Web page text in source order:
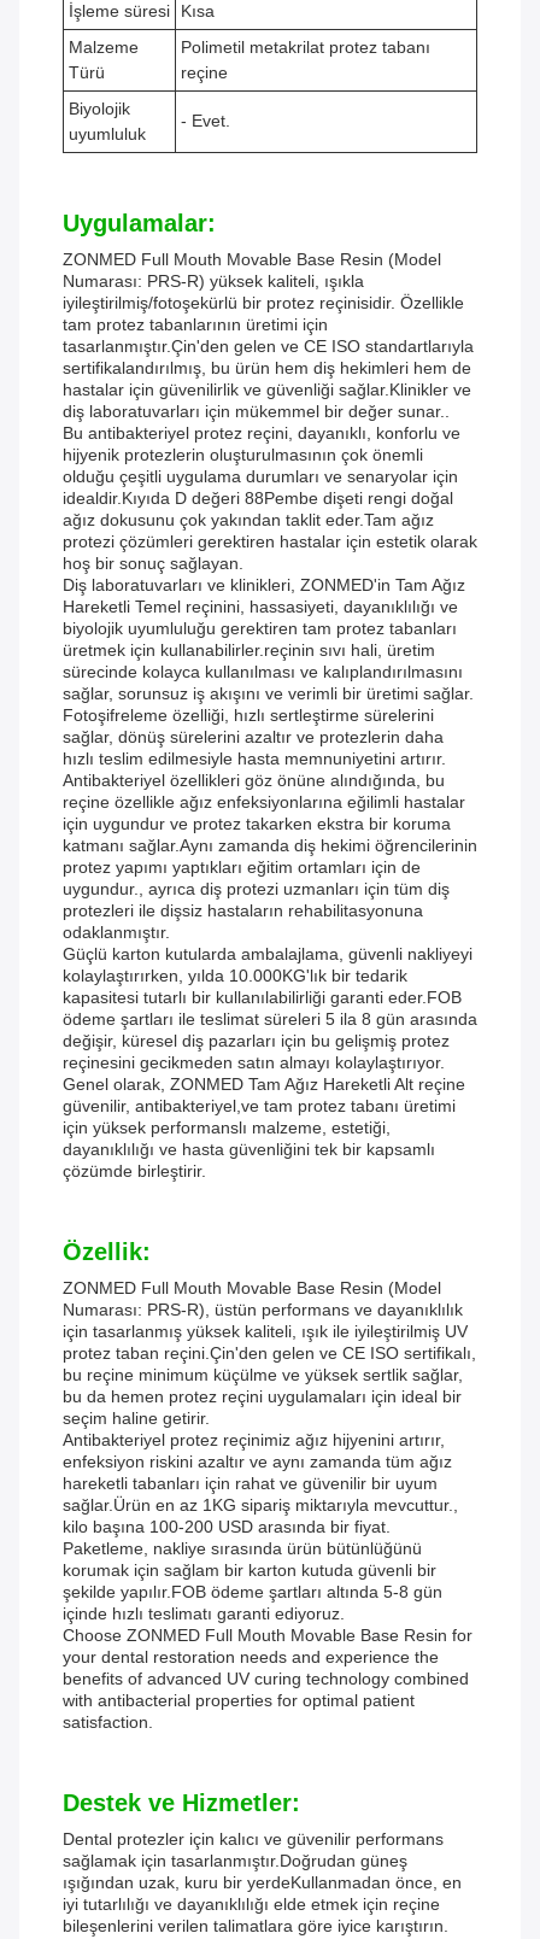
İşleme süresi
Kısa
Malzeme
Türü
Polimetil metakrilat protez tabanı
reçine
Biyolojik
uyumluluk
- Evet.
Uygulamalar:
ZONMED Full Mouth Movable Base Resin (Model
Numarası: PRS-R) yüksek kaliteli, ışıkla
iyileştirilmiş/fotoşekürlü bir protez reçinisidir. Özellikle
tam protez tabanlarının üretimi için
tasarlanmıştır.Çin'den gelen ve CE ISO standartlarıyla
sertifikalandırılmış, bu ürün hem diş hekimleri hem de
hastalar için güvenilirlik ve güvenliği sağlar.Klinikler ve
diş laboratuvarları için mükemmel bir değer sunar..
Bu antibakteriyel protez reçini, dayanıklı, konforlu ve
hijyenik protezlerin oluşturulmasının çok önemli
olduğu çeşitli uygulama durumları ve senaryolar için
idealdir.Kıyıda D değeri 88Pembe dişeti rengi doğal
ağız dokusunu çok yakından taklit eder.Tam ağız
protezi çözümleri gerektiren hastalar için estetik olarak
hoş bir sonuç sağlayan.
Diş laboratuvarları ve klinikleri, ZONMED'in Tam Ağız
Hareketli Temel reçinini, hassasiyeti, dayanıklılığı ve
biyolojik uyumluluğu gerektiren tam protez tabanları
üretmek için kullanabilirler.reçinin sıvı hali, üretim
sürecinde kolayca kullanılması ve kalıplandırılmasını
sağlar, sorunsuz iş akışını ve verimli bir üretimi sağlar.
Fotoşifreleme özelliği, hızlı sertleştirme sürelerini
sağlar, dönüş sürelerini azaltır ve protezlerin daha
hızlı teslim edilmesiyle hasta memnuniyetini artırır.
Antibakteriyel özellikleri göz önüne alındığında, bu
reçine özellikle ağız enfeksiyonlarına eğilimli hastalar
için uygundur ve protez takarken ekstra bir koruma
katmanı sağlar.Aynı zamanda diş hekimi öğrencilerinin
protez yapımı yaptıkları eğitim ortamları için de
uygundur., ayrıca diş protezi uzmanları için tüm diş
protezleri ile dişsiz hastaların rehabilitasyonuna
odaklanmıştır.
Güçlü karton kutularda ambalajlama, güvenli nakliyeyi
kolaylaştırırken, yılda 10.000KG'lık bir tedarik
kapasitesi tutarlı bir kullanılabilirliği garanti eder.FOB
ödeme şartları ile teslimat süreleri 5 ila 8 gün arasında
değişir, küresel diş pazarları için bu gelişmiş protez
reçinesini gecikmeden satın almayı kolaylaştırıyor.
Genel olarak, ZONMED Tam Ağız Hareketli Alt reçine
güvenilir, antibakteriyel,ve tam protez tabanı üretimi
için yüksek performanslı malzeme, estetiği,
dayanıklılığı ve hasta güvenliğini tek bir kapsamlı
çözümde birleştirir.
Özellik:
ZONMED Full Mouth Movable Base Resin (Model
Numarası: PRS-R), üstün performans ve dayanıklılık
için tasarlanmış yüksek kaliteli, ışık ile iyileştirilmiş UV
protez taban reçini.Çin'den gelen ve CE ISO sertifikalı,
bu reçine minimum küçülme ve yüksek sertlik sağlar,
bu da hemen protez reçini uygulamaları için ideal bir
seçim haline getirir.
Antibakteriyel protez reçinimiz ağız hijyenini artırır,
enfeksiyon riskini azaltır ve aynı zamanda tüm ağız
hareketli tabanları için rahat ve güvenilir bir uyum
sağlar.Ürün en az 1KG sipariş miktarıyla mevcuttur.,
kilo başına 100-200 USD arasında bir fiyat.
Paketleme, nakliye sırasında ürün bütünlüğünü
korumak için sağlam bir karton kutuda güvenli bir
şekilde yapılır.FOB ödeme şartları altında 5-8 gün
içinde hızlı teslimatı garanti ediyoruz.
Choose ZONMED Full Mouth Movable Base Resin for
your dental restoration needs and experience the
benefits of advanced UV curing technology combined
with antibacterial properties for optimal patient
satisfaction.
Destek ve Hizmetler:
Dental protezler için kalıcı ve güvenilir performans
sağlamak için tasarlanmıştır.Doğrudan güneş
ışığından uzak, kuru bir yerdeKullanmadan önce, en
iyi tutarlılığı ve dayanıklılığı elde etmek için reçine
bileşenlerini verilen talimatlara göre iyice karıştırın.